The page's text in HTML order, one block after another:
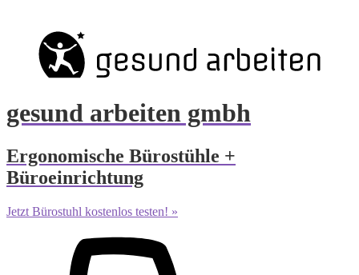
gesund arbeiten gmbh
Ergonomische Bürostühle +
Büroeinrichtung
Jetzt Bürostuhl kostenlos testen! »